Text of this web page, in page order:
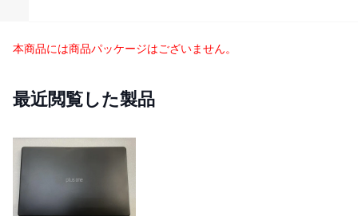
本商品には商品パッケージはございません。
最近閲覧した製品